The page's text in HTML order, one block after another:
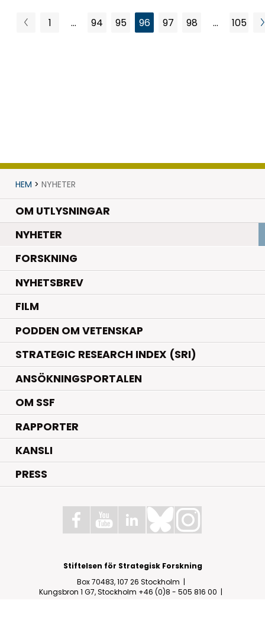
Föregående
Sida
1 … Sida
94 Sida
95 Sida
96 Sida
97 Sida
98 … Sida
105
HEM > NYHETER
OM UTLYSNINGAR
NYHETER.
FORSKNING.
NYHETSBREV
FILM
PODDEN OM VETENSKAP
STRATEGIC RESEARCH INDEX (SRI)
ANSÖKNINGSPORTALEN
OM SSF
RAPPORTER
KANSLI
PRESS
Stiftelsen för Strategisk Forskning
Box 70483, 107 26 Stockholm
Kungsbron 1 G7, Stockholm +46 (0)8 - 505 816 00